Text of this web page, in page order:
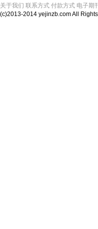
关于我们 联系方式 付款方式 电子期
(c)2013-2014 yejinzb.com All